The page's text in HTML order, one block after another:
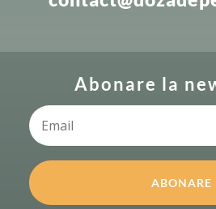
Abonare la
ABONARE